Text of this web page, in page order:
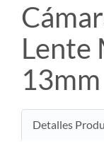
Lente
Detalles